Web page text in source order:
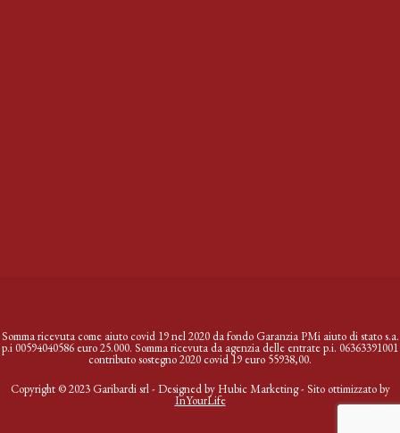
Somma ricevuta come aiuto covid 19 nel 2020 da fondo Garanzia PMi aiuto di stato s.a.
p.i 00594040586 euro 25.000. Somma ricevuta da agenzia delle entrate p.i. 06363391001
contributo sostegno 2020 covid 19 euro 55938,00.
Copyright © 2023 Garibardi srl - Designed by Hubic Marketing- Sito ottimizzato by
InYourLife